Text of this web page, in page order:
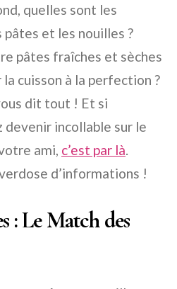
quelles sont les
et les nouilles ?
pâtes fraîches et sèches
cuisson à la perfection ?
dit tout ! Et si
incollable sur le
ami, c’est par là.
d’informations !
: Le Match des